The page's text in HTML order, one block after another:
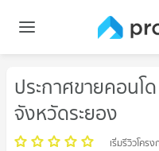
ประกาศขายคอนโ
จังหวัดระยอง
เริ่มรีวิวโคร